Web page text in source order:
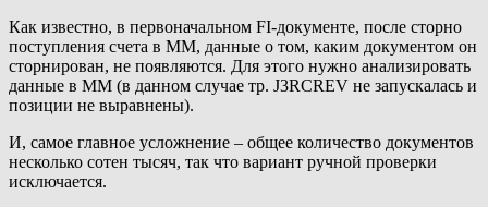
Как известно, в первоначальном FI-документе, после сторно
поступления счета в MM, данные о том, каким документом он
сторнирован, не появляются. Для этого нужно анализировать
данные в MM (в данном случае тр. J3RCREV не запускалась и
позиции не выравнены).
И, самое главное усложнение – общее количество документов
несколько сотен тысяч, так что вариант ручной проверки
исключается.